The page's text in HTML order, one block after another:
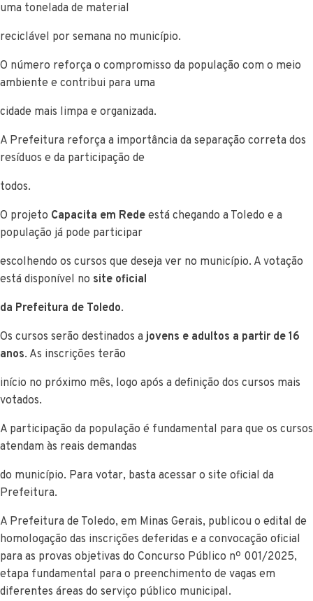
uma tonelada de material
reciclável por semana no município.
O número reforça o compromisso da população com o meio
ambiente e contribui para uma
cidade mais limpa e organizada.
A Prefeitura reforça a importância da separação correta dos
resíduos e da participação de
todos.
O projeto Capacita em Rede está chegando a Toledo e a
população já pode participar
escolhendo os cursos que deseja ver no município. A votação
está disponível no site oficial
da Prefeitura de Toledo.
Os cursos serão destinados ajovens e adultos a partir de 16
anos. As inscrições terão
início no próximo mês, logo após a definição dos cursos mais
votados.
A participação da população é fundamental para que os cursos
atendam às reais demandas
do município. Para votar, basta acessar o site oficial da
Prefeitura.
A Prefeitura de Toledo, em Minas Gerais, publicou o edital de
homologação das inscrições deferidas e a convocação oficial
para as provas objetivas do Concurso Público nº 001/2025,
etapa fundamental para o preenchimento de vagas em
diferentes áreas do serviço público municipal.